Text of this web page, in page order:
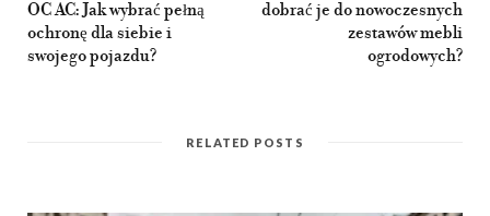
OC AC: Jak wybrać pełną
ochronę dla siebie i
swojego pojazdu?
dobrać je do nowoczesnych
zestawów mebli
ogrodowych?
RELATED POSTS